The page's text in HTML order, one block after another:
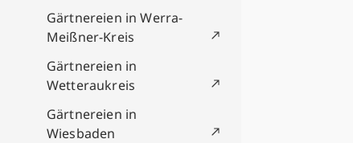
Gärtnereien in Werra-
Meißner-Kreis
Gärtnereien in
Wetteraukreis
Gärtnereien in
Wiesbaden